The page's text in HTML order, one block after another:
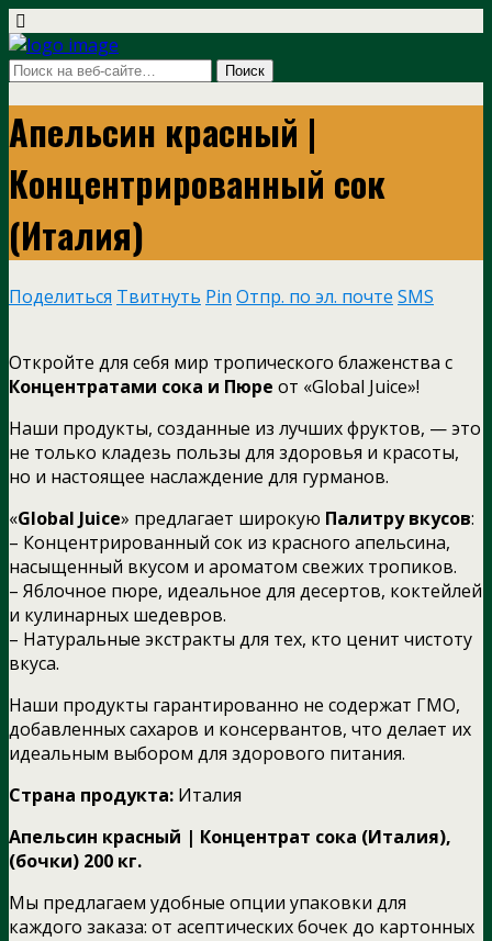
Апельсин красный |
Концентрированный сок
(Италия)
Поделиться Твитнуть Pin Отпр. по эл. почте SMS
Откройте для себя мир тропического блаженства с
Концентратами сока и Пюре от «Global Juice»!
Наши продукты, созданные из лучших фруктов, — это
не только кладезь пользы для здоровья и красоты,
но и настоящее наслаждение для гурманов.
«Global Juice» предлагает широкую Палитру вкусов:
– Концентрированный сок из красного апельсина,
насыщенный вкусом и ароматом свежих тропиков.
– Яблочное пюре, идеальное для десертов, коктейлей
и кулинарных шедевров.
– Натуральные экстракты для тех, кто ценит чистоту
вкуса.
Наши продукты гарантированно не содержат ГМО,
добавленных сахаров и консервантов, что делает их
идеальным выбором для здорового питания.
Страна продукта: Италия
Апельсин красный | Концентрат сока (Италия),
(бочки) 200 кг.
Мы предлагаем удобные опции упаковки для
каждого заказа: от асептических бочек до картонных